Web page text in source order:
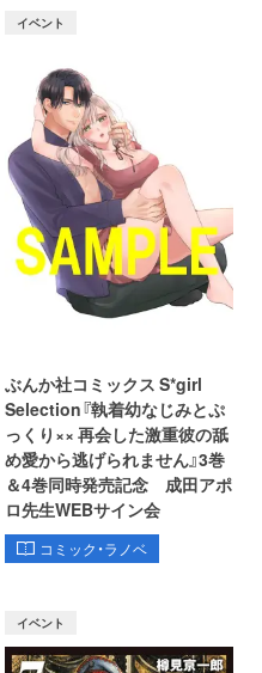
イベント
ぶんか社コミックス S*girl
Selection『執着幼なじみとぷ
っくり×× 再会した激重彼の舐
め愛から逃げられません』3巻
＆4巻同時発売記念 成田アポ
ロ先生WEBサイン会
コミック・ラノベ
イベント